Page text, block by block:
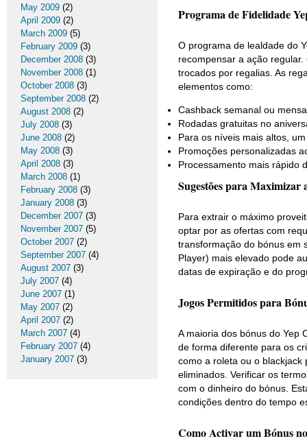
Programa de Fidelidade
O programa de lealdade do
recompensar a ação
trocados por regalias. As
elementos como:
Cashback semanal ou
Rodadas gratuitas no
Para os níveis mais altos,
Promoções personalizadas
Processamento mais rápido
Sugestões para Maximizar
Para extrair o máximo
optar por as ofertas com
transformação do bónus em
Player) mais elevado pode
datas de expiração e do
Jogos Permitidos para
A maioria dos bónus do Yep
de forma diferente para os
como a roleta ou o
eliminados. Verificar os
com o dinheiro do bónus.
condições dentro do tempo
Como Activar um Bónus
May 2009 (2)
April 2009 (2)
March 2009 (5)
February 2009 (3)
December 2008 (3)
November 2008 (1)
October 2008 (3)
September 2008 (2)
August 2008 (2)
July 2008 (3)
June 2008 (2)
May 2008 (3)
April 2008 (3)
March 2008 (1)
February 2008 (3)
January 2008 (3)
December 2007 (3)
November 2007 (5)
October 2007 (2)
September 2007 (4)
August 2007 (3)
July 2007 (4)
June 2007 (1)
May 2007 (2)
April 2007 (2)
March 2007 (4)
February 2007 (4)
January 2007 (3)